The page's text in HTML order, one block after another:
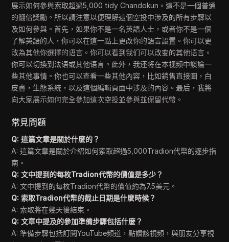
展示如何參與索取超過5,000 tidy Chandokun。這不是一個普通
的翻倍獎勵。所以請注意以便理解這個空投中涉及的所有步驟以
及如何參與。首先，如果你不是一名英語人士，或者你不是一個
了解英語的人，你可以在這一點上更改你的語言設置。你可以更
改為其他你選擇的语言。你可以看到我们可以改变的其他语言。
你可以切換到法语或其他语言。此外，我还将在本视频中談論一
些其他事情。你也可以查看一些其他內容，比如銷售直接圖，白
皮書，生態系統，以及這個編輯頁面中涉及的內容。最后，我將
向大家展示如何完全參加這次空投並參與並保留代幣。
常見問題
Q: 這篇文章是關於什麼的？
A: 這篇文章是關於介紹如何索取超過5,000Tradion代幣的逐步指
南。
Q: 文中提到的每枚Tradion代幣的價值是多少？
A: 文中提到的每枚Tradion代幣的價值約為7.5美元。
Q: 索取Tradion代幣的截止日期是什麼時候？
A: 索取將在幾天後結束。
Q: 文章中提及的參加準備步驟包括什麼？
A: 準備步驟包括訂閱YouTube頻道，點讚該視頻，與朋友分享視